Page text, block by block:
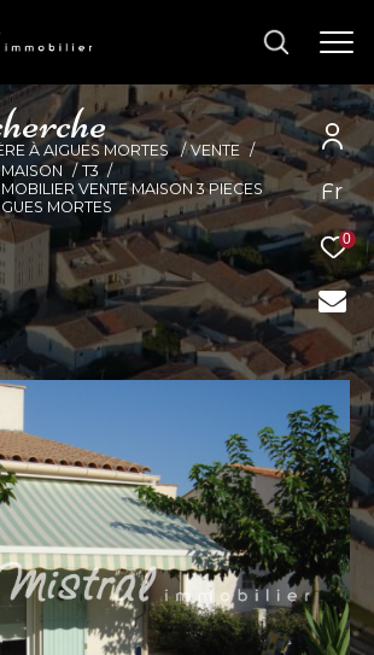
Fr
0
herche
À AIGUES MORTES
VENTE
MAISON
T3
VENTE MAISON 3 PIECES
MORTES